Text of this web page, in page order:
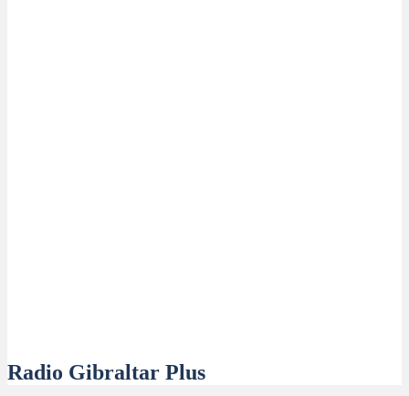
Radio Gibraltar Plus